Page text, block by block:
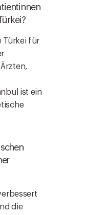
Türkei für
ist ein
die